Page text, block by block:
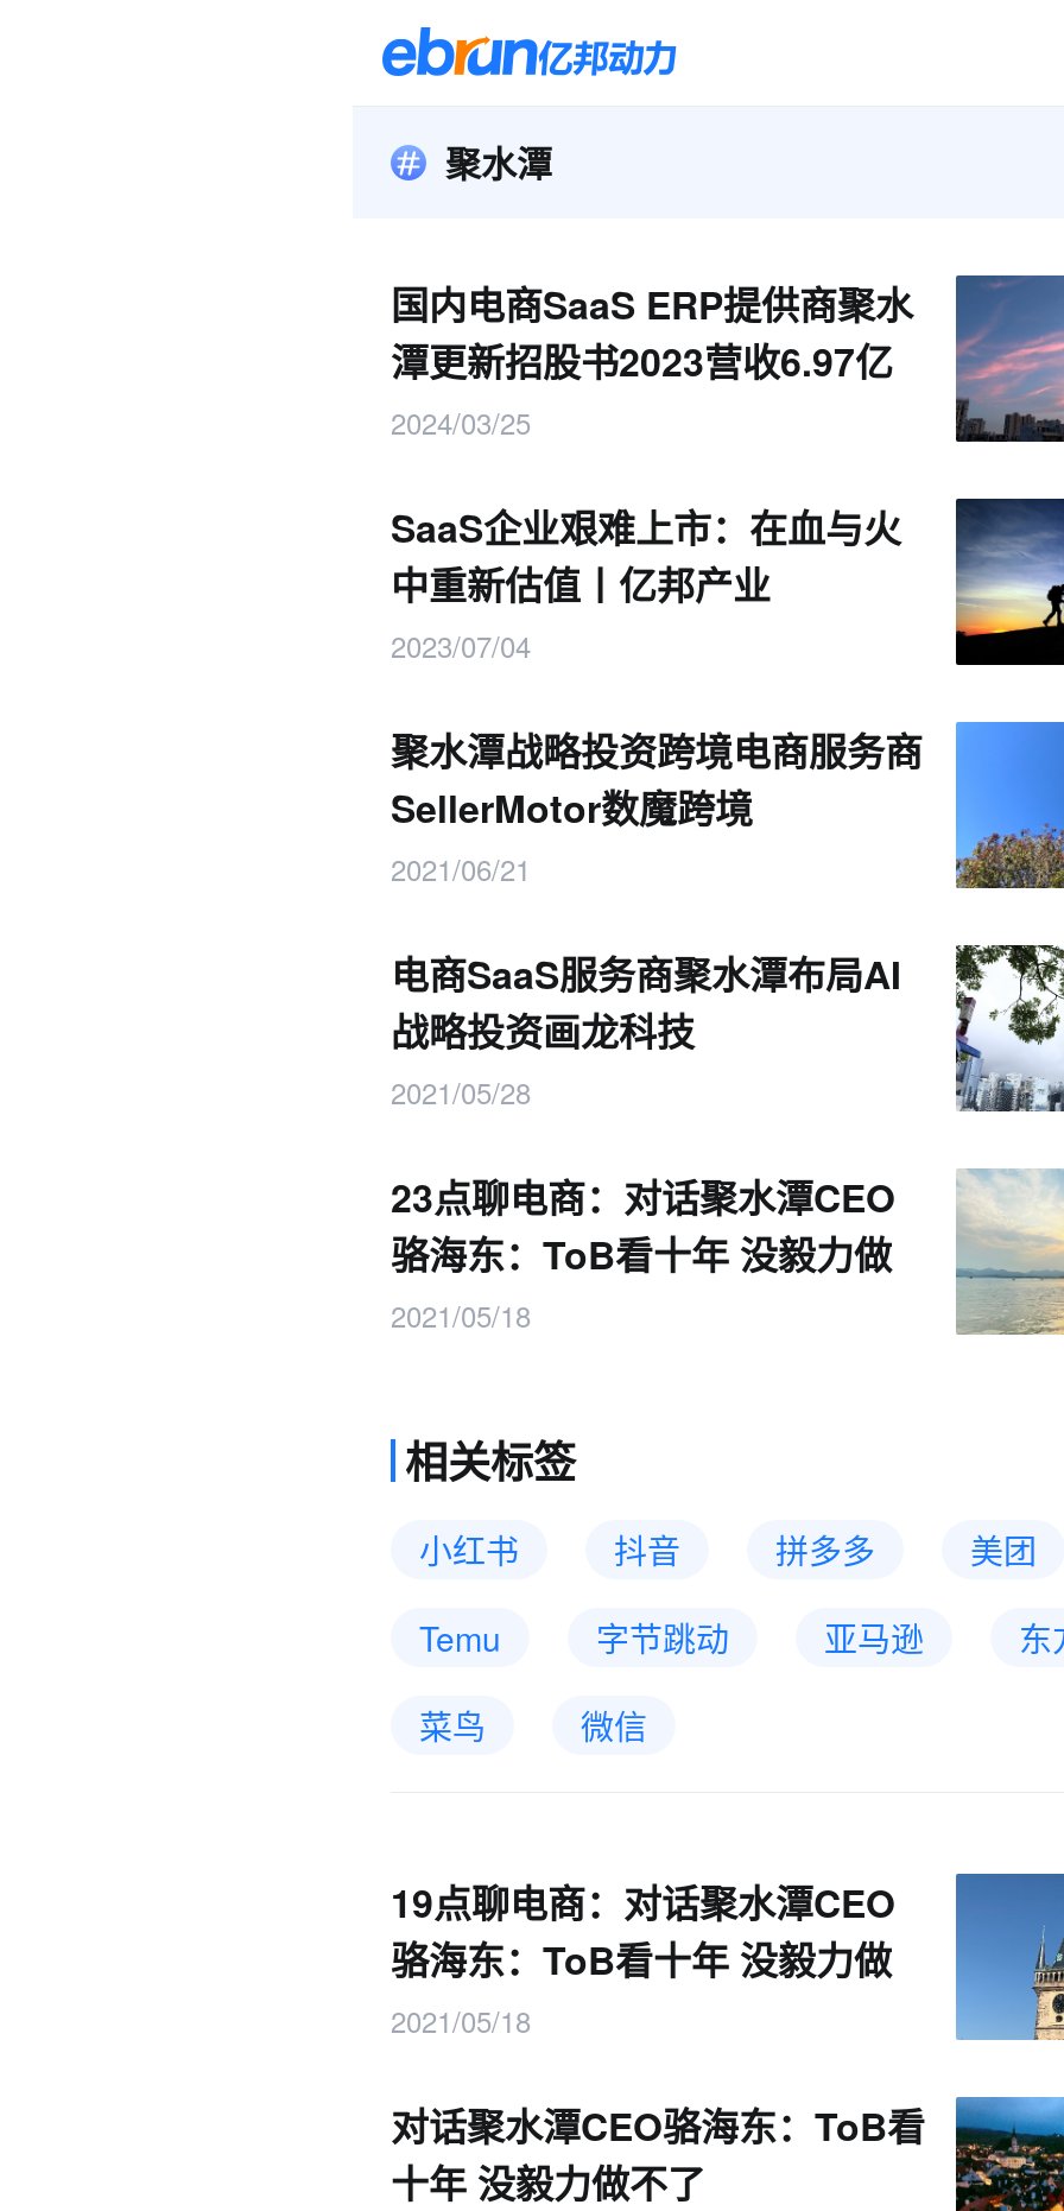
聚水潭
国内电商SaaS ERP提供商聚水
潭更新招股书2023营收6.97亿
2024/03/25
SaaS企业艰难上市：在血与火
中重新估值丨亿邦产业
2023/07/04
聚水潭战略投资跨境电商服务商
SellerMotor数魔跨境
2021/06/21
电商SaaS服务商聚水潭布局AI
战略投资画龙科技
2021/05/28
23点聊电商：对话聚水潭CEO
骆海东：ToB看十年 没毅力做
不了
2021/05/18
相关标签
小红书 抖音 拼多多
美团
Temu
字节跳动 亚马逊
东
菜鸟
微信
19点聊电商：对话聚水潭CEO
骆海东：ToB看十年 没毅力做
不了
2021/05/18
对话聚水潭CEO骆海东：ToB看
十年 没毅力做不了